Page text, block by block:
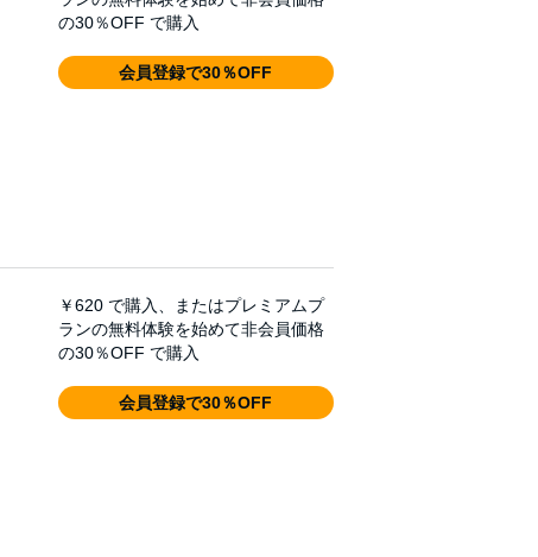
の30％OFF で購入
会員登録で30％OFF
￥620 で購入、またはプレミアムプ
ランの無料体験を始めて非会員価格
の30％OFF で購入
会員登録で30％OFF